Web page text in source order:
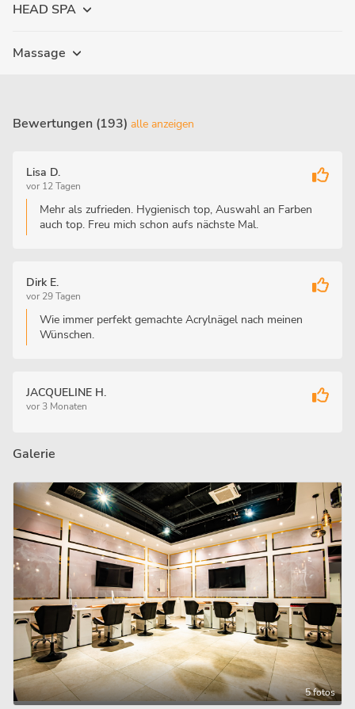
HEAD SPA
Massage
Bewertungen (193) alle anzeigen
Lisa D.
vor 12 Tagen
Mehr als zufrieden. Hygienisch top, Auswahl an Farben
auch top. Freu mich schon aufs nächste Mal.
Dirk E.
vor 29 Tagen
Wie immer perfekt gemachte Acrylnägel nach meinen
Wünschen.
JACQUELINE H.
vor 3 Monaten
Galerie
5 fotos